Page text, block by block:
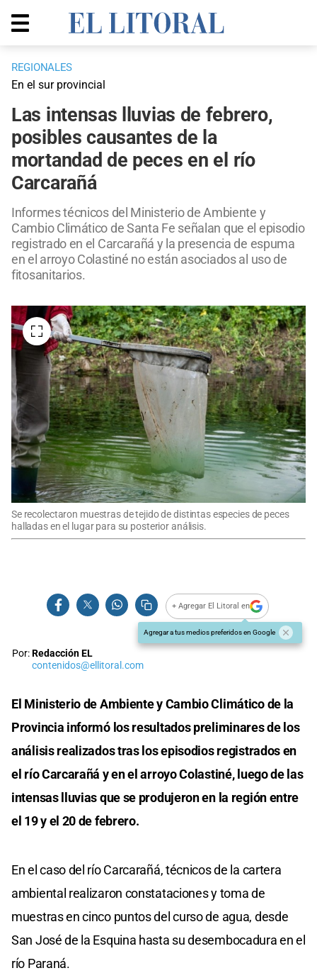
REGIONALES
En el sur provincial
Las intensas lluvias de febrero,
posibles causantes de la
mortandad de peces en el río
Carcarañá
Informes técnicos del Ministerio de Ambiente y
Cambio Climático de Santa Fe señalan que el episodio
registrado en el Carcarañá y la presencia de espuma
en el arroyo Colastiné no están asociados al uso de
fitosanitarios.
Se recolectaron muestras de tejido de distintas especies de peces
halladas en el lugar para su posterior análisis.
+ Agregar El Litoral en
Agregar a tus medios preferidos en Google
Por:Redacción EL
contenidos@ellitoral.com
El Ministerio de Ambiente y Cambio Climático de la
Provincia informó los resultados preliminares de los
análisis realizados tras los episodios registrados en
el río Carcarañá y en el arroyo Colastiné, luego de las
intensas lluvias que se produjeron en la región entre
el 19 y el 20 de febrero.
En el caso del río Carcarañá, técnicos de la cartera
ambiental realizaron constataciones y toma de
muestras en cinco puntos del curso de agua, desde
San José de la Esquina hasta su desembocadura en el
río Paraná.